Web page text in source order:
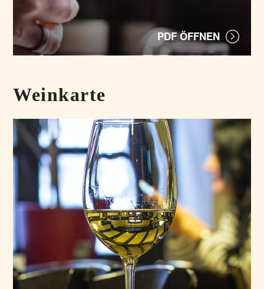
PDF ÖFFNEN
Weinkarte